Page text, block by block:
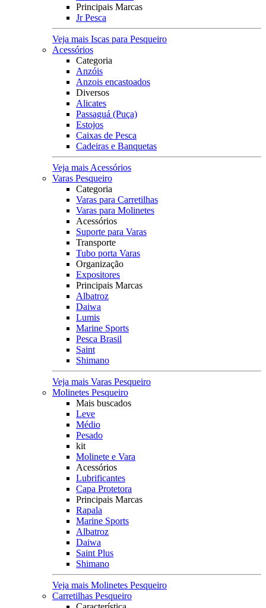
Principais Marcas
Jr Pesca
Veja mais Iscas para Pesqueiro
Acessórios
Categoria
Anzóis
Anzois encastoados
Diversos
Alicates
Passaguá (Puça)
Estojos
Caixas de Pesca
Cadeiras e Banquetas
Veja mais Acessórios
Varas Pesqueiro
Categoria
Varas para Carretilhas
Varas para Molinetes
Acessórios
Suporte para Varas
Transporte
Tubo porta Varas
Organização
Expositores
Principais Marcas
Albatroz
Daiwa
Lumis
Marine Sports
Pesca Brasil
Saint
Shimano
Veja mais Varas Pesqueiro
Molinetes Pesqueiro
Mais buscados
Leve
Médio
Pesado
kit
Molinete e Vara
Acessórios
Lubrificantes
Capa Protetora
Principais Marcas
Rapala
Marine Sports
Albatroz
Daiwa
Saint Plus
Shimano
Veja mais Molinetes Pesqueiro
Carretilhas Pesqueiro